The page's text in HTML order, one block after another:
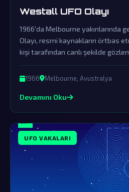
Westall UFO Olayı
1966'da Melbourne yakınlarında
Olayı, resmi kaynakların örtbas
kişi tarafından canlı şekilde
cisim vakasıdır. Olay, dünya dışı
ettiğine dair en güçlü ve örtbas
1966 Melbourne, Avustralya
Devamını Oku
UFO VAKALARI